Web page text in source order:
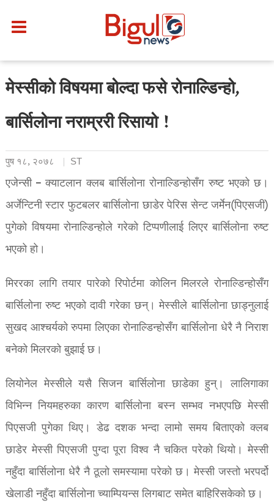
मेस्सीको विषयमा बोल्दा फसे रोनाल्डिन्हो,
बार्सिलोना नराम्ररी रिसायो !
पुष १८, २०७८ ST
एजेन्सी – क्याटलान क्लब बार्सिलोना रोनाल्डिन्होसँग रुष्ट भएको छ।
अर्जेन्टिनी स्टार फुटबलर बार्सिलोना छाडेर पेरिस सेन्ट जर्मेन(पिएसजी)
पुगेको विषयमा रोनाल्डिन्होले गरेको टिप्पणीलाई लिएर बार्सिलोना रुष्ट
भएको हो।
मिररका लागि तयार पारेको रिपोर्टमा कोलिन मिलरले रोनाल्डिन्होसँग
बार्सिलोना रुष्ट भएको दावी गरेका छन्। मेस्सीले बार्सिलोना छाड्नुलाई
सुखद आश्चर्यको रुपमा लिएका रोनाल्डिन्होसँग बार्सिलोना धेरै नै निराश
बनेको मिलरको बुझाई छ।
लियोनेल मेस्सीले यसै सिजन बार्सिलोना छाडेका हुन्। लालिगाका
विभिन्न नियमहरुका कारण बार्सिलोना बस्न सम्भव नभएपछि मेस्सी
पिएसजी पुगेका थिए। डेढ दशक भन्दा लामो समय बिताएको क्लब
छाडेर मेस्सी पिएसजी पुग्दा पूरा विश्व नै चकित परेको थियो। मेस्सी
नहुँदा बार्सिलोना धेरै नै ठूलो समस्यामा परेको छ। मेस्सी जस्तो भरपर्दो
खेलाडी नहुँदा बार्सिलोना च्याम्पियन्स लिगबाट समेत बाहिरिसकेको छ।